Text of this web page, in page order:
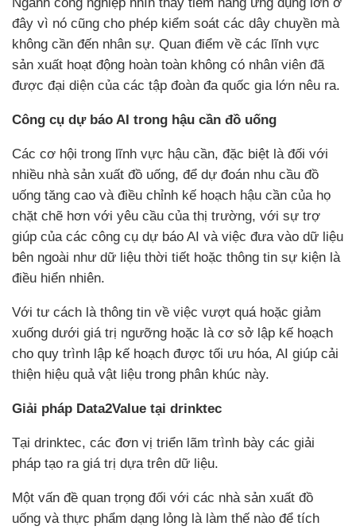
đây vì nó cũng cho phép kiểm soát các dây chuyền mà
không cần đến nhân sự. Quan điểm về các lĩnh vực
sản xuất hoạt động hoàn toàn không có nhân viên đã
được đại diện của các tập đoàn đa quốc gia lớn nêu ra.
Công cụ dự báo AI trong hậu cần đồ uống
Các cơ hội trong lĩnh vực hậu cần, đặc biệt là đối với
nhiều nhà sản xuất đồ uống, để dự đoán nhu cầu đồ
uống tăng cao và điều chỉnh kế hoạch hậu cần của họ
chặt chẽ hơn với yêu cầu của thị trường, với sự trợ
giúp của các công cụ dự báo AI và việc đưa vào dữ liệu
bên ngoài như dữ liệu thời tiết hoặc thông tin sự kiện là
điều hiển nhiên.
Với tư cách là thông tin về việc vượt quá hoặc giảm
xuống dưới giá trị ngưỡng hoặc là cơ sở lập kế hoạch
cho quy trình lập kế hoạch được tối ưu hóa, AI giúp cải
thiện hiệu quả vật liệu trong phân khúc này.
Giải pháp Data2Value tại drinktec
Tại drinktec, các đơn vị triển lãm trình bày các giải
pháp tạo ra giá trị dựa trên dữ liệu.
Một vấn đề quan trọng đối với các nhà sản xuất đồ
uống và thực phẩm dạng lỏng là làm thế nào để tích